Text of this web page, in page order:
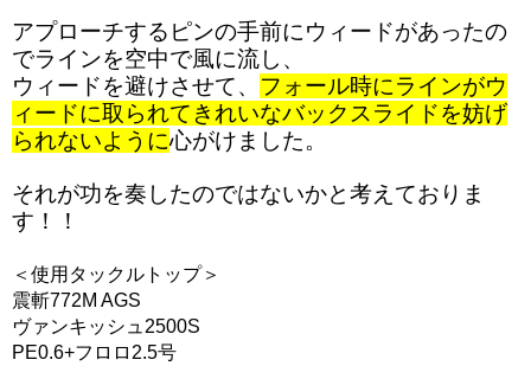
アプローチするピンの手前にウィードがあったの
でラインを空中で風に流し、
ウィードを避けさせて、 フォール時にラインがウ
ィードに取られてきれいなバックスライドを妨げ
られないように心がけました。
それが功を奏したのではないかと考えておりま
す！！
＜使用タックルトップ＞
震斬772M AGS
ヴァンキッシュ2500S
PE0.6+フロロ2.5号